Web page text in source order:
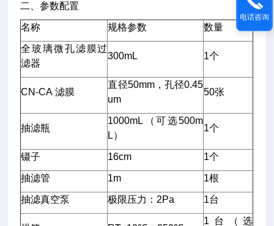
二、参数配置
名称 规格参数 数量
全玻璃微孔滤膜过
滤器
300mL 1个
CN-CA 滤膜
直径50mm，孔径0.45
um
50张
抽滤瓶
1000mL（可选500m
L）
1个
镊子 16cm 1个
抽滤管 1m 1根
抽滤真空泵 极限压力：2Pa 1台
1台（选
电话咨询